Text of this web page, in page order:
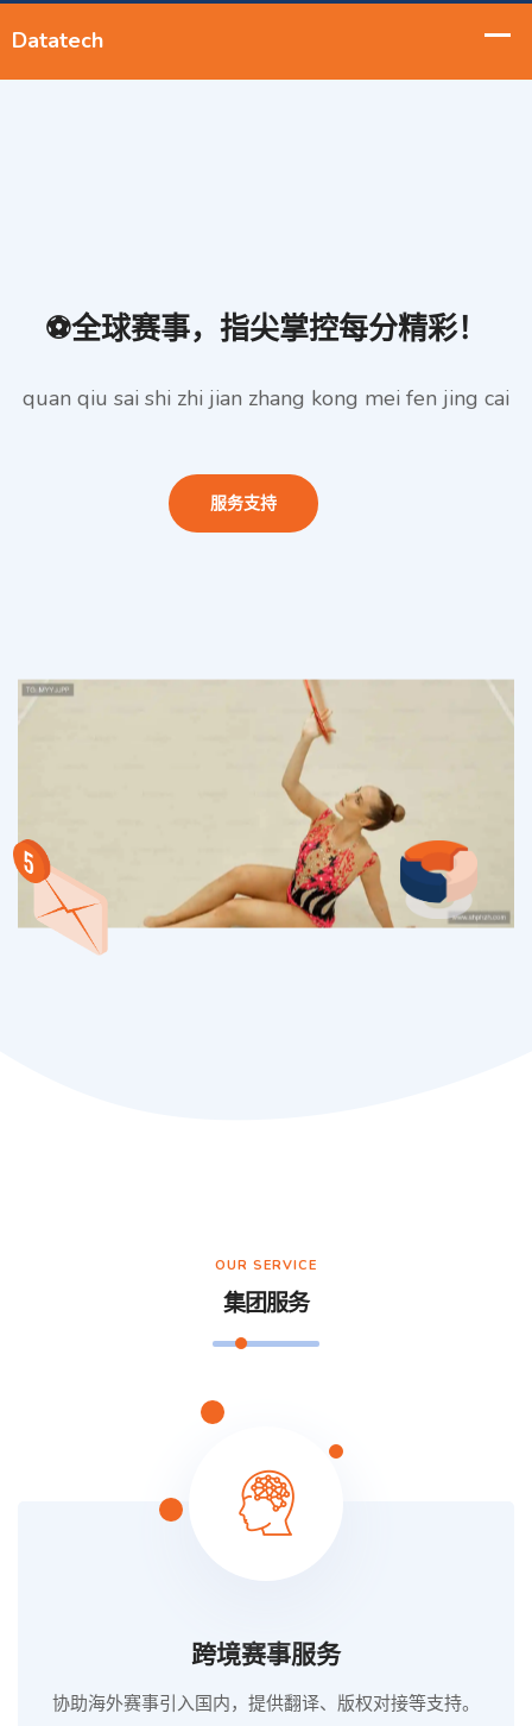
⚽全球赛事，指尖掌控每分精彩！
quan qiu sai shi zhi jian zhang kong mei fen jing cai
服务支持
OUR SERVICE
集团服务
跨境赛事服务
协助海外赛事引入国内，提供翻译、版权对接等支持。